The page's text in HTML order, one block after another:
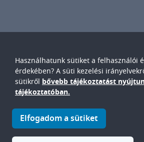
Használhatunk sütiket a felhasználói
érdekében? A süti kezelési
sütikről bővebb tájékoztatást
tájékoztatóban.
Elfogadom a sütiket
IMAGE
Győr-Moson-Sopron Vármegyei
Petz Aladár
Egyetemi Oktató Kórház
© Győr-Moson-Sopron Vármegyei Petz
Kórház • 9024. Győr, Vasvári P. u. 2-4.